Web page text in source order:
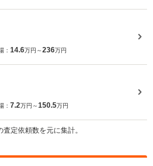
： 14.6万円～236万円
： 7.2万円～150.5万円
定依頼数を元に集計。